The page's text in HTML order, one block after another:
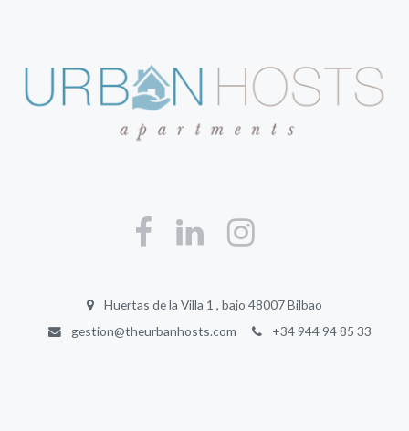
Huertas de la Villa 1 , bajo 48007 Bilbao
gestion@theurbanhosts.com
+34 944 94 85 33